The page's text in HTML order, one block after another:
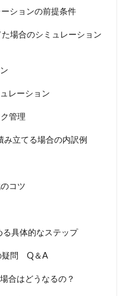
ションの前提条件
場合のシミュレーション
レーション
管理
み立てる場合の内訳例
コツ
具体的なステップ
疑問 Q＆A
合はどうなるの？